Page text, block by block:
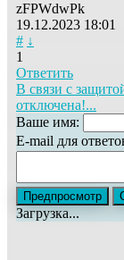
zFPWdwPk
19.12.2023 18:01
# ↓
1
Ответить
В связи с
отключена!...
Ваше имя:
E-mail для
Загрузка...